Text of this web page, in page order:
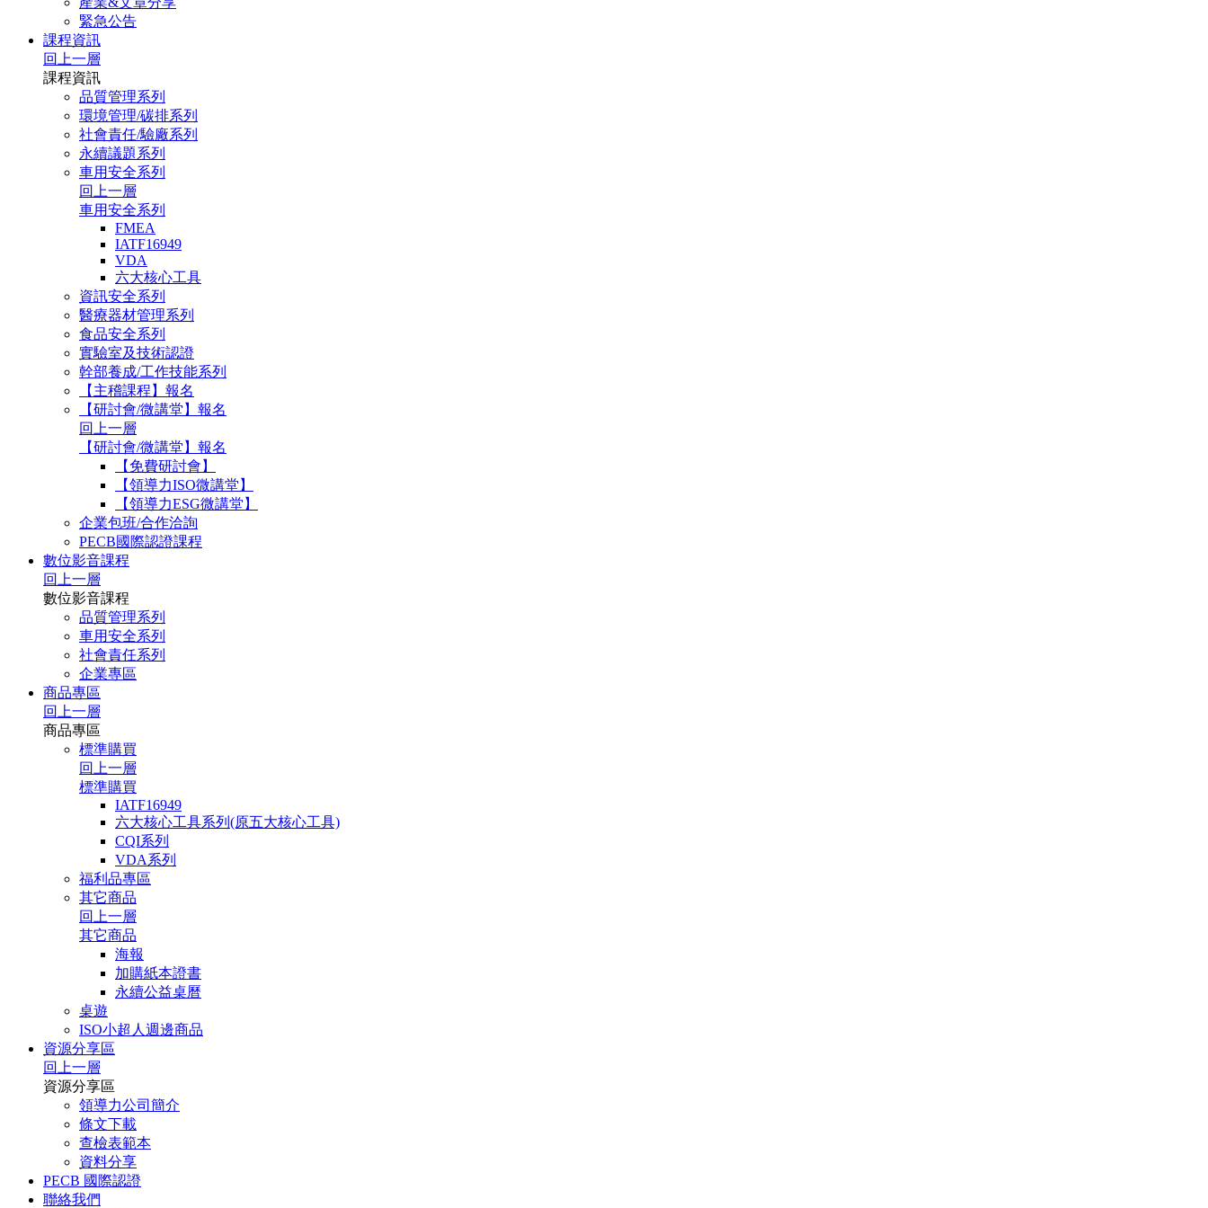
緊急公告
課程資訊
回上一層
課程資訊
品質管理系列
環境管理/碳排系列
社會責任/驗廠系列
永續議題系列
車用安全系列
回上一層
車用安全系列
FMEA
IATF16949
VDA
六大核心工具
資訊安全系列
醫療器材管理系列
食品安全系列
實驗室及技術認證
幹部養成/工作技能系列
【主稽課程】報名
【研討會/微講堂】報名
回上一層
【研討會/微講堂】報名
【免費研討會】
【領導力ISO微講堂】
【領導力ESG微講堂】
企業包班/合作洽詢
PECB國際認證課程
數位影音課程
回上一層
數位影音課程
品質管理系列
車用安全系列
社會責任系列
企業專區
商品專區
回上一層
商品專區
標準購買
回上一層
標準購買
IATF16949
六大核心工具系列(原五大核心工具)
CQI系列
VDA系列
福利品專區
其它商品
回上一層
其它商品
海報
加購紙本證書
永續公益桌曆
桌遊
ISO小超人週邊商品
資源分享區
回上一層
資源分享區
領導力公司簡介
條文下載
查檢表範本
資料分享
PECB 國際認證
聯絡我們